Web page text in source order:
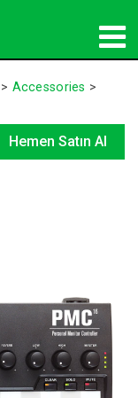
> Accessories >
Hemen Satın Al